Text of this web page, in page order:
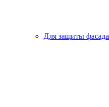
Для защиты фасада